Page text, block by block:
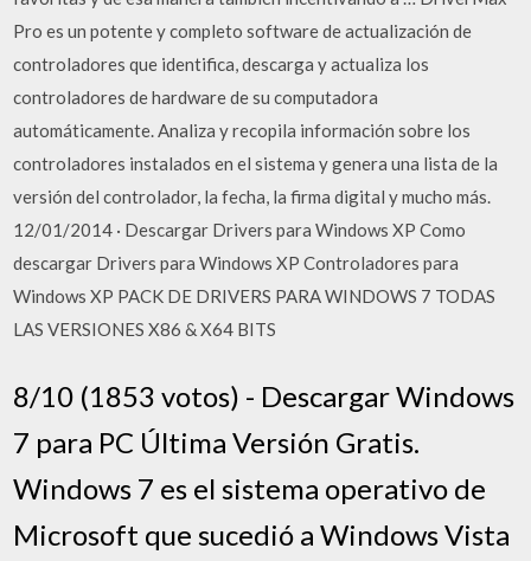
Pro es un potente y completo software de actualización de
controladores que identifica, descarga y actualiza los
controladores de hardware de su computadora
automáticamente. Analiza y recopila información sobre los
controladores instalados en el sistema y genera una lista de la
versión del controlador, la fecha, la firma digital y mucho más.
12/01/2014 · Descargar Drivers para Windows XP Como
descargar Drivers para Windows XP Controladores para
Windows XP PACK DE DRIVERS PARA WINDOWS 7 TODAS
LAS VERSIONES X86 & X64 BITS
8/10 (1853 votos) - Descargar Windows
7 para PC Última Versión Gratis.
Windows 7 es el sistema operativo de
Microsoft que sucedió a Windows Vista